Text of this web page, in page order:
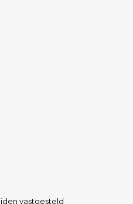
vastgesteld